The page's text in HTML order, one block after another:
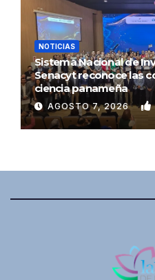
NOTICIAS
Sistema Nacional de
Senacyt reconoce las
ciencia panameña
AGOSTO 7, 2026